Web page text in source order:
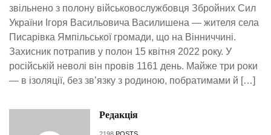
звільнено з полону військовослужбовця Збройних Сил
України Ігоря Васильовича Василишена — жителя села
Писарівка Ямпільської громади, що на Вінниччині.
Захисник потрапив у полон 15 квітня 2022 року. У
російській неволі він провів 1161 день. Майже три роки
— в ізоляції, без зв’язку з родиною, побратимами й […]
Редакція